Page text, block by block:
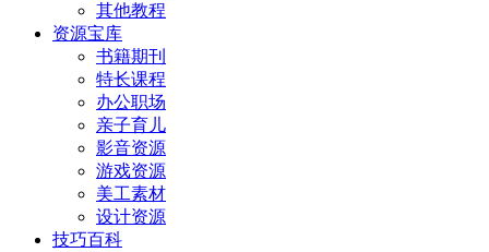
其他教程
资源宝库
书籍期刊
特长课程
办公职场
亲子育儿
影音资源
游戏资源
美工素材
设计资源
技巧百科